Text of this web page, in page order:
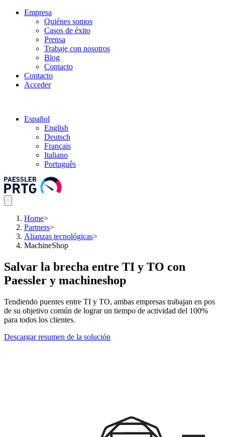
Empresa
Quiénes somos
Casos de éxito
Prensa
Trabaje con nosotros
Blog
Contacto
Contacto
Acceder
Español
English
Deutsch
Français
Italiano
Português
Home>
Partners>
Alianzas tecnológicas>
MachineShop
Salvar la brecha entre TI y TO con
Paessler y machineshop
Tendiendo puentes entre TI y TO, ambas empresas trabajan en pos
de su objetivo común de lograr un tiempo de actividad del 100%
para todos los clientes.
Descargar resumen de la solución